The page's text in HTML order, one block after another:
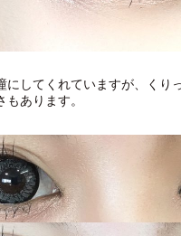
にしてくれていますが、くり
もあります。